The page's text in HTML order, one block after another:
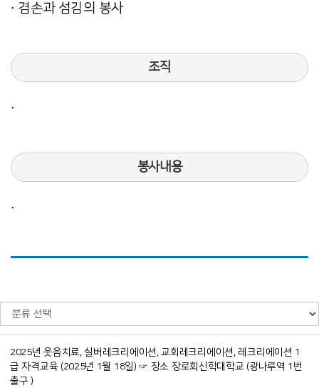
∙ 겸손과 섬김의 봉사
조직
∙
봉사내용
∙
2025년 웃음치료, 실버레크리에이션, 교회레크리에이션, 레크리에이션 1
급 자격교육 (2025년 1월 18일) ☞ 장소 장로회신학대학교 (광나루역 1번
출구 )